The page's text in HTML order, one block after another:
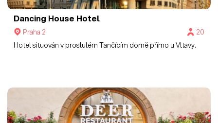
Dancing House Hotel
Praha 2
20
Hotel situován v proslulém Tančícím domě přímo u Vltavy.